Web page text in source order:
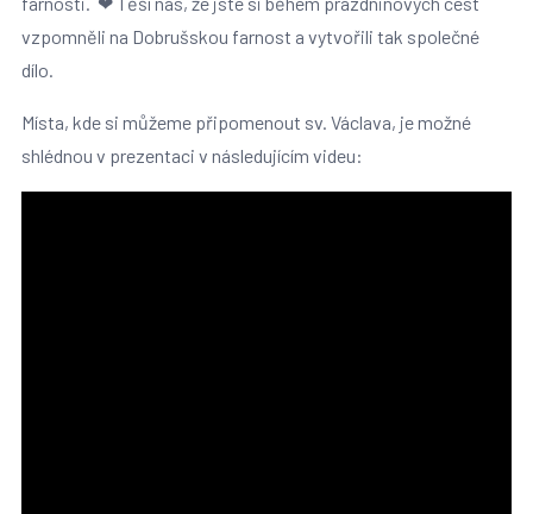
vzpomněli na Dobrušskou farnost a vytvořili tak společné
dílo.
Místa, kde si můžeme připomenout sv. Václava, je možné
shlédnou v prezentaci v následujícím videu: